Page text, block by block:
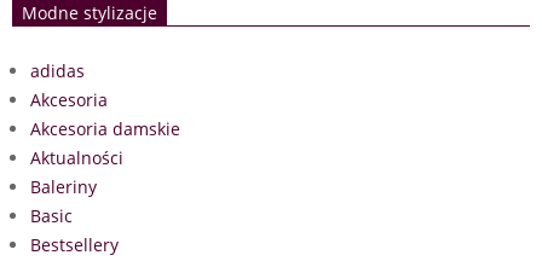
Modne stylizacje
adidas
Akcesoria
Akcesoria damskie
Aktualności
Baleriny
Basic
Bestsellery